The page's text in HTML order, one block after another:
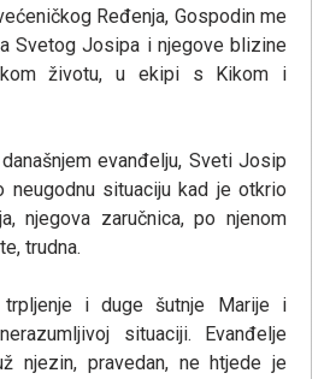
Ređenja, Gospodin me
Svetog Josipa i njegove blizine
životu, u ekipi s Kikom i
evanđelju, Sveti Josip
neugodnu situaciju kad je otkrio
njegova zaručnica, po njenom
trudna.
i duge šutnje Marije i
situaciji. Evanđelje
njezin, pravedan, ne htjede je